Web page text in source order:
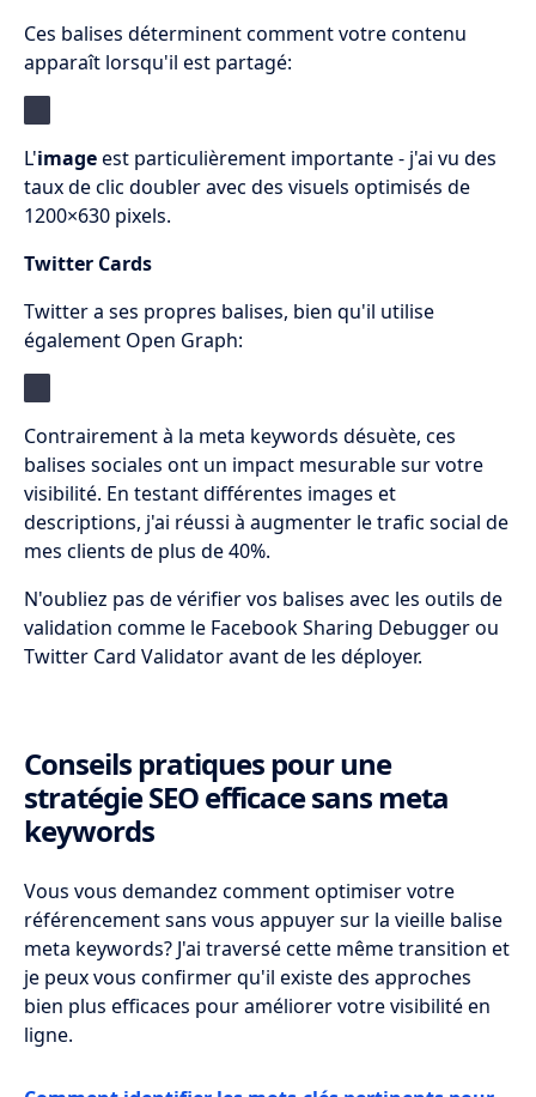
Ces balises déterminent comment votre contenu
apparaît lorsqu'il est partagé:
L'imageest particulièrement importante - j'ai vu des
taux de clic doubler avec des visuels optimisés de
1200×630 pixels.
Twitter Cards
Twitter a ses propres balises, bien qu'il utilise
également Open Graph:
Contrairement à la meta keywords désuète, ces
balises sociales ont un impact mesurable sur votre
visibilité. En testant différentes images et
descriptions, j'ai réussi à augmenter le trafic social de
mes clients de plus de 40%.
N'oubliez pas de vérifier vos balises avec les outils de
validation comme le Facebook Sharing Debugger ou
Twitter Card Validator avant de les déployer.
Conseils pratiques pour une
stratégie SEO efficace sans meta
keywords
Vous vous demandez comment optimiser votre
référencement sans vous appuyer sur la vieille balise
meta keywords? J'ai traversé cette même transition et
je peux vous confirmer qu'il existe des approches
bien plus efficaces pour améliorer votre visibilité en
ligne.